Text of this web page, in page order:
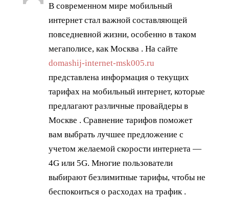
В современном мире мобильный
интернет стал важной составляющей
повседневной жизни, особенно в таком
мегаполисе, как Москва . На сайте
domashij-internet-msk005.ru
представлена информация о текущих
тарифах на мобильный интернет, которые
предлагают различные провайдеры в
Москве . Сравнение тарифов поможет
вам выбрать лучшее предложение с
учетом желаемой скорости интернета —
4G или 5G. Многие пользователи
выбирают безлимитные тарифы, чтобы не
беспокоиться о расходах на трафик .